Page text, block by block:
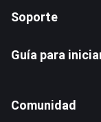
Soporte
Guía para
Comunidad